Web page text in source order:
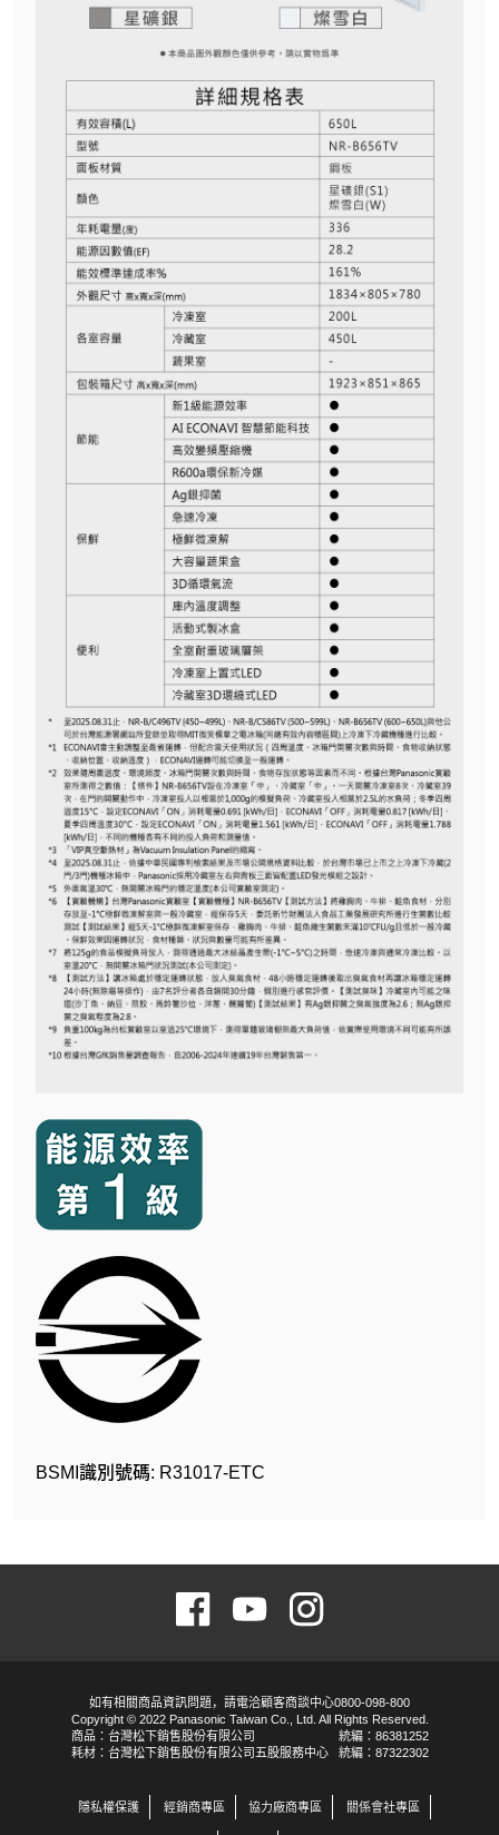
BSMI識別號碼: R31017-ETC
如有相關商品資訊問題，請電洽顧客商談中心0800-098-800
Copyright © 2022 Panasonic Taiwan Co., Ltd. All Rights Reserved.
商品：台灣松下銷售股份有限公司
耗材：台灣松下銷售股份有限公司五股服務中心
統編：86381252
統編：87322302
隱私權保護 經銷商專區 協力廠商專區 關係會社專區